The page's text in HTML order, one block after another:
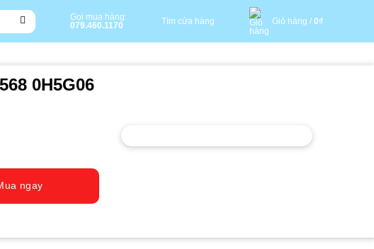
Gọi mua hàng:
079.460.1170
Tìm cửa hàng Giỏ hàng / 0₫
0H5G06
ngay